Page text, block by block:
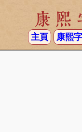
康熙
主頁 康熙